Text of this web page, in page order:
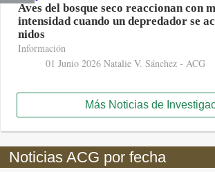
Aves del bosque seco reaccionan con
intensidad cuando un depredador se
nidos
Información
01 Junio 2026 Natalie V. Sánchez - ACG
Más Noticias de
Noticias ACG por fecha